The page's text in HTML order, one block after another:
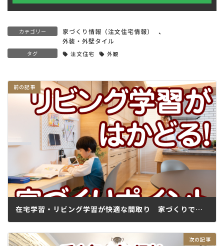
カテゴリー 家づくり情報（注文住宅情報）
、
外装・外壁タイル
タグ 注文住宅 外観
在宅学習・リビング学習が快適な間取り 家づくりでお悩み解決②